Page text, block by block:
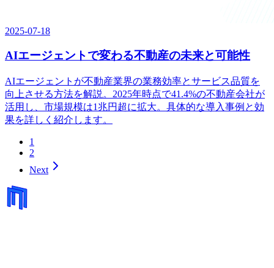
2025-07-18
AIエージェントで変わる不動産の未来と可能性
AIエージェントが不動産業界の業務効率とサービス品質を
向上させる方法を解説。2025年時点で41.4%の不動産会社が
活用し、市場規模は1兆円超に拡大。具体的な導入事例と効
果を詳しく紹介します。
1
2
Next